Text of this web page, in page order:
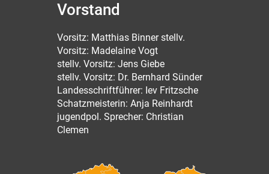
Vorstand
Vorsitz: Matthias Binner stellv.
Vorsitz: Madelaine Vogt
stellv. Vorsitz: Jens Giebe
stellv. Vorsitz: Dr. Bernhard Sünder
Landesschriftführer: Iev Fritzsche
Schatzmeisterin: Anja Reinhardt
jugendpol. Sprecher: Christian
Clemen